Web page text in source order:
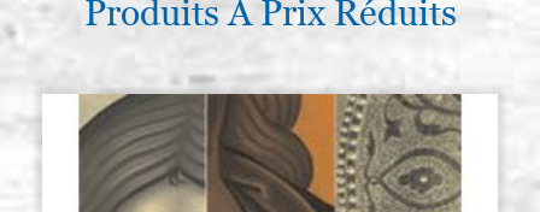
Produits À Prix Réduits